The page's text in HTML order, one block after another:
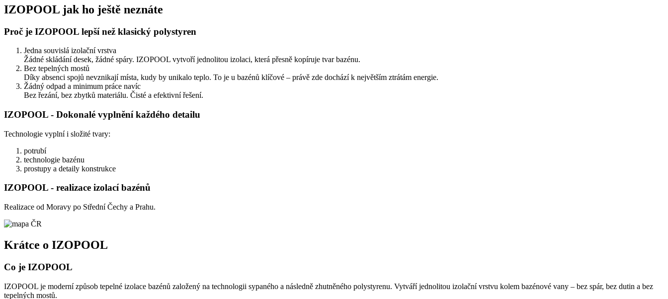
IZOPOOL jak ho ještě neznáte
Proč je IZOPOOL lepší než klasický polystyren
Jedna souvislá izolační vrstva
Žádné skládání desek, žádné spáry. IZOPOOL vytvoří jednolitou izolaci, která přesně kopíruje tvar bazénu.
Bez tepelných mostů
Díky absenci spojů nevznikají místa, kudy by unikalo teplo. To je u bazénů klíčové – právě zde dochází k největším ztrátám energie.
Žádný odpad a minimum práce navíc
Bez řezání, bez zbytků materiálu. Čisté a efektivní řešení.
IZOPOOL - Dokonalé vyplnění každého detailu
Technologie vyplní i složité tvary:
potrubí
technologie bazénu
prostupy a detaily konstrukce
IZOPOOL - realizace izolací bazénů
Realizace od Moravy po Střední Čechy a Prahu.
Krátce o IZOPOOL
Co je IZOPOOL
IZOPOOL je moderní způsob tepelné izolace bazénů založený na technologii sypaného a následně zhutněného polystyrenu. Vytváří jednolitou izolační vrstvu kolem bazénové vany – bez spár, bez dutin a bez
tepelných mostů.